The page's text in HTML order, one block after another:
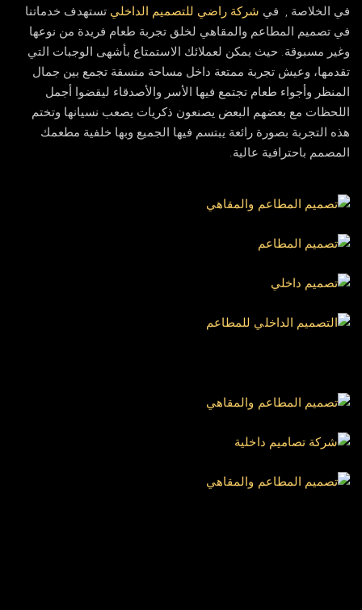
في الخلاصة , في شركة راضي للتصميم الداخلي تستهدف خدماتنا
في تصميم المطاعم والمقاهي لخلق تجربة طعام فريدة من نوعها
وغير مسبوقة. حيث يمكن لعملائك الاستمتاع بأشهى الوجبات التي
تقدمها، وعيش تجربة ممتعة داخل مساحة منسقة تجمع بين جمال
المنظر وأجواء طعام تجتمع فيها الأسر والأصدقاء ليقضوا أجمل
اللحظات مع بعضهم البعض يصنعون ذكريات يصعب نسيانها وتختم
هذه التجربة بصورة رائعة يبتسم فيها الجميع وبها خلفية مطعمك
المصمم باحترافية عالية.